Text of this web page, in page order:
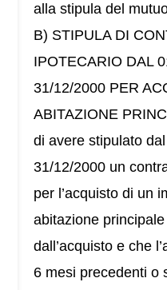
alla stipula del
B) STIPULA DI
IPOTECARIO DAL
31/12/2000 PER
ABITAZIONE
di avere stipulato
31/12/2000 un
per l’acquisto di un
abitazione
dall’acquisto e che
6 mesi precedenti o